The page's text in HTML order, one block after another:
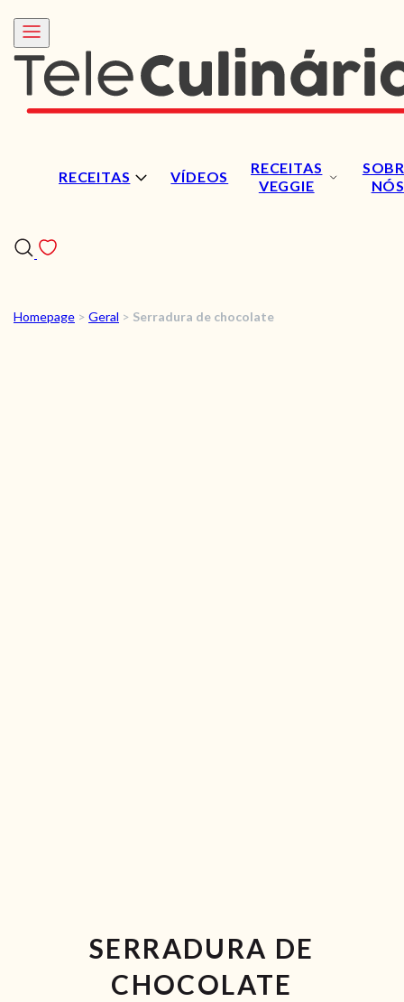
RECEITAS VÍDEOS
RECEITAS
VEGGIE
NÓS
RECEITAS
Homepage > Geral > Serradura de chocolate
SERRADURA DE
CHOCOLATE